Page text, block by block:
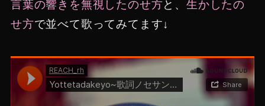
言葉の響きを無視したのせ方と、生かしたの
せ方で並べて歌ってみてます↓